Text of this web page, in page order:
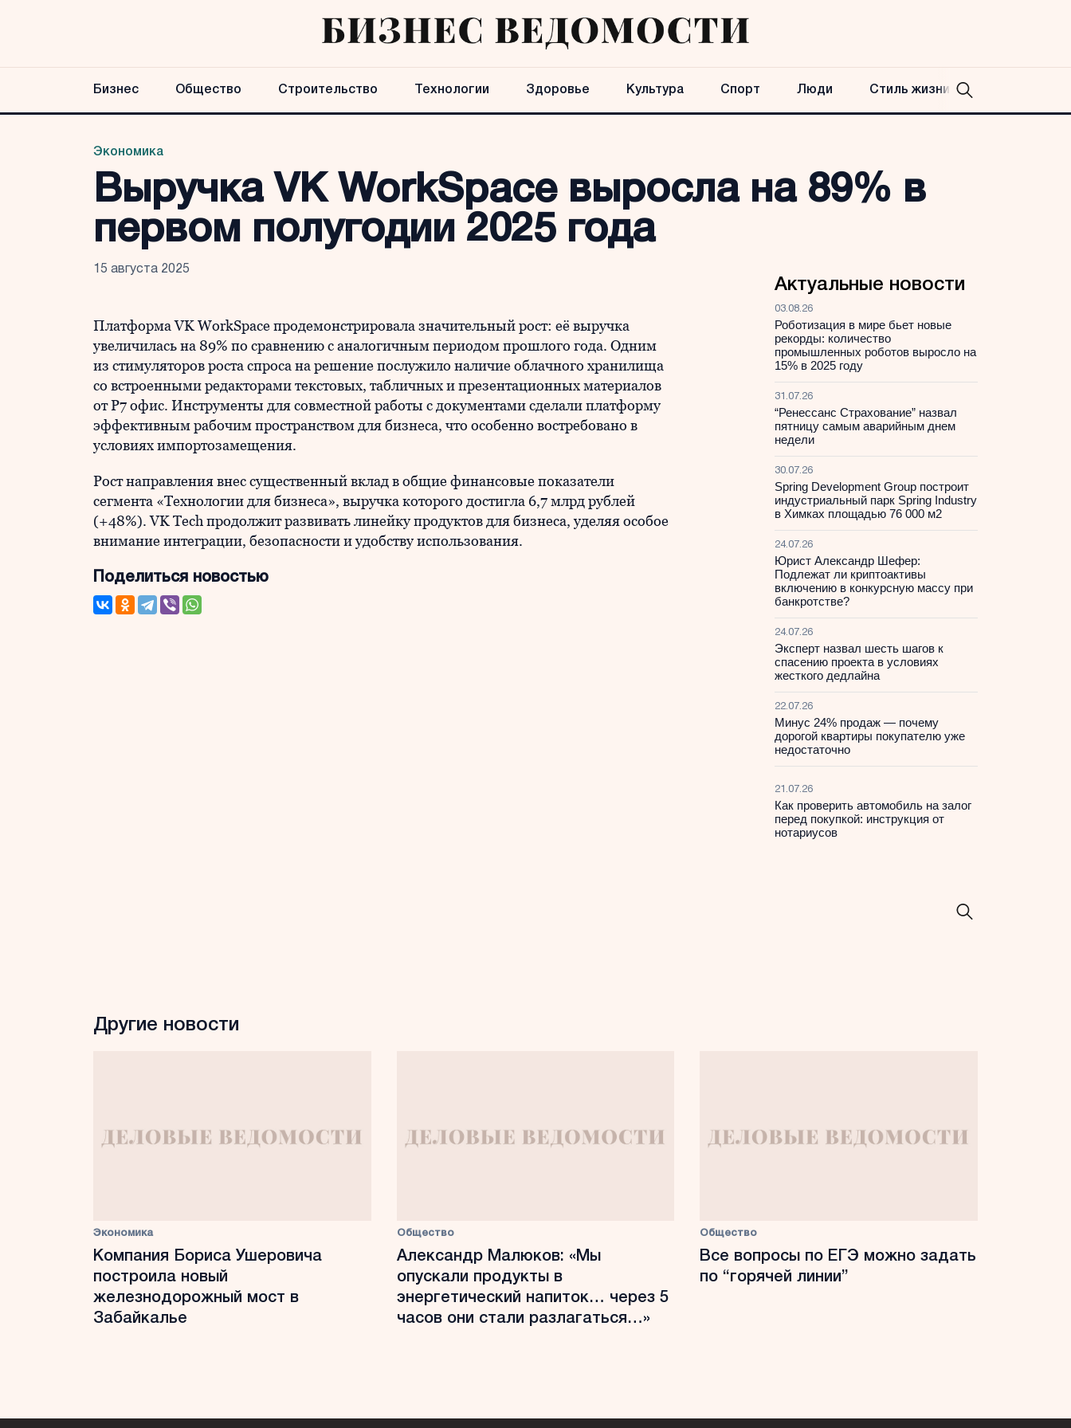
Бизнес Общество Строительство Технологии Здоровье Культура Спорт Люди Стиль жизни
Экономика
Выручка VK WorkSpace выросла на 89% в
первом полугодии 2025 года
15 августа 2025
Платформа VK WorkSpace продемонстрировала значительный рост: её выручка
увеличилась на 89% по сравнению с аналогичным периодом прошлого года. Одним
из стимуляторов роста спроса на решение послужило наличие облачного хранилища
со встроенными редакторами текстовых, табличных и презентационных материалов
от Р7 офис. Инструменты для совместной работы с документами сделали платформу
эффективным рабочим пространством для бизнеса, что особенно востребовано в
условиях импортозамещения.
Рост направления внес существенный вклад в общие финансовые показатели
сегмента «Технологии для бизнеса», выручка которого достигла 6,7 млрд рублей
(+48%). VK Tech продолжит развивать линейку продуктов для бизнеса, уделяя особое
внимание интеграции, безопасности и удобству использования.
Поделиться новостью
Актуальные новости
03.08.26
Роботизация в мире бьет новые
рекорды: количество
промышленных роботов выросло на
15% в 2025 году
31.07.26
“Ренессанс Страхование” назвал
пятницу самым аварийным днем
недели
30.07.26
Spring Development Group построит
индустриальный парк Spring Industry
в Химках площадью 76 000 м2
24.07.26
Юрист Александр Шефер:
Подлежат ли криптоактивы
включению в конкурсную массу при
банкротстве?
24.07.26
Эксперт назвал шесть шагов к
спасению проекта в условиях
жесткого дедлайна
22.07.26
Минус 24% продаж — почему
дорогой квартиры покупателю уже
недостаточно
21.07.26
Как проверить автомобиль на залог
перед покупкой: инструкция от
нотариусов
Другие новости
Экономика
Компания Бориса Ушеровича
построила новый
железнодорожный мост в
Забайкалье
Общество
Александр Малюков: «Мы
опускали продукты в
энергетический напиток… через 5
часов они стали разлагаться…»
Общество
Все вопросы по ЕГЭ можно задать
по “горячей линии”